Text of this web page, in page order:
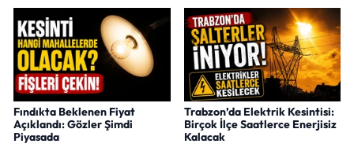
Fındıkta Beklenen Fiyat
Açıklandı: Gözler Şimdi
Piyasada
Trabzon’da Elektrik Kesintisi:
Birçok İlçe Saatlerce Enerjisiz
Kalacak